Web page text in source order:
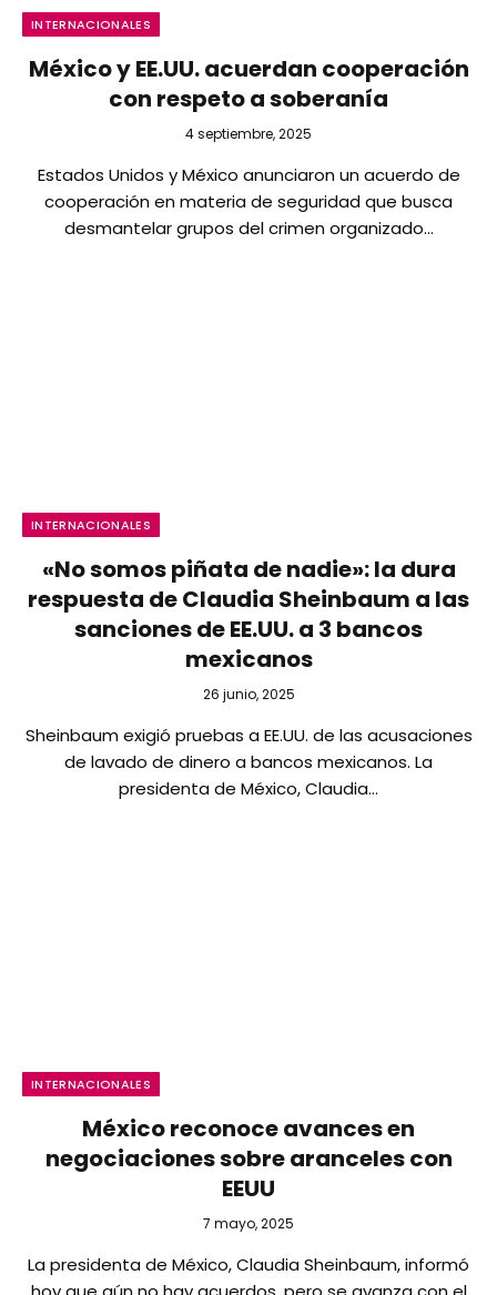
INTERNACIONALES
México y EE.UU. acuerdan cooperación
con respeto a soberanía
4 septiembre, 2025
Estados Unidos y México anunciaron un acuerdo de
cooperación en materia de seguridad que busca
desmantelar grupos del crimen organizado…
INTERNACIONALES
«No somos piñata de nadie»: la dura
respuesta de Claudia Sheinbaum a las
sanciones de EE.UU. a 3 bancos
mexicanos
26 junio, 2025
Sheinbaum exigió pruebas a EE.UU. de las acusaciones
de lavado de dinero a bancos mexicanos. La
presidenta de México, Claudia…
INTERNACIONALES
México reconoce avances en
negociaciones sobre aranceles con
EEUU
7 mayo, 2025
La presidenta de México, Claudia Sheinbaum, informó